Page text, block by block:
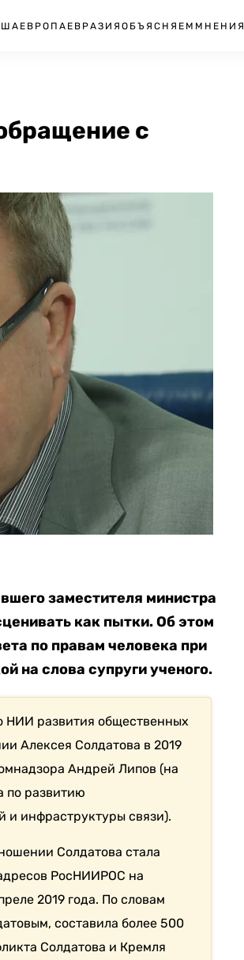
ЕВРОПА ЕВРАЗИЯ ОБЪЯСНЯЕМ МНЕНИЯ
с
заместителя министра
как пытки. Об этом
по правам человека при
на слова супруги ученого.
НИИ развития общественных
Алексея Солдатова в 2019
Андрей Липов (на
по развитию
инфраструктуры связи).
Солдатова стала
РосНИИРОС на
2019 года. По словам
составила более 500
Солдатова и Кремля